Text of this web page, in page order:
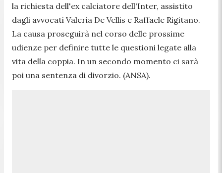
la richiesta dell'ex calciatore dell'Inter, assistito
dagli avvocati Valeria De Vellis e Raffaele Rigitano.
La causa proseguirà nel corso delle prossime
udienze per definire tutte le questioni legate alla
vita della coppia. In un secondo momento ci sarà
poi una sentenza di divorzio. (ANSA).